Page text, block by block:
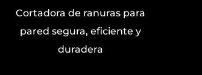
Máquina de soldadura eléctrica
de inversión manual